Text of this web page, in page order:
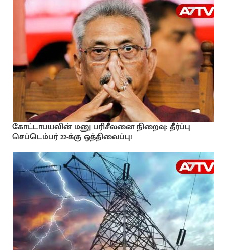
கோட்டாபயவின் மனு பரிசீலனை நிறைவு: தீர்ப்பு
செப்டெம்பர் 22-க்கு ஒத்திவைப்பு!